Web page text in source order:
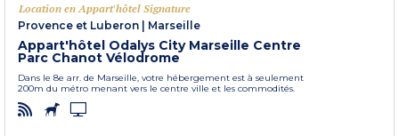
Location en Appart'hôtel Signature
Provence et Luberon | Marseille
Appart'hôtel Odalys City Marseille Centre
Parc Chanot Vélodrome
Dans le 8e arr. de Marseille, votre hébergement est à seulement
200m du métro menant vers le centre ville et les commodités.